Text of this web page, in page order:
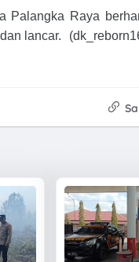
Palangka Raya
lancar.